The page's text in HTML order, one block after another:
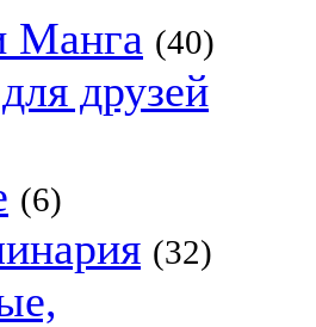
Манга (40)
друзей
(6)
(32)